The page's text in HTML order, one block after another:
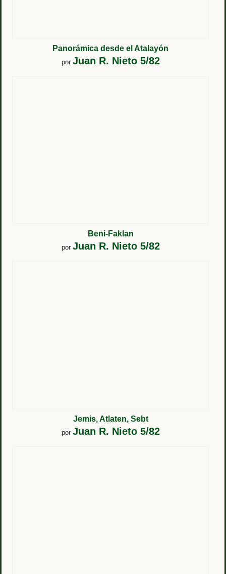
Panorámica desde el Atalayón
por Juan R. Nieto 5/82
Beni-Faklan
por Juan R. Nieto 5/82
Jemis, Atlaten, Sebt
por Juan R. Nieto 5/82